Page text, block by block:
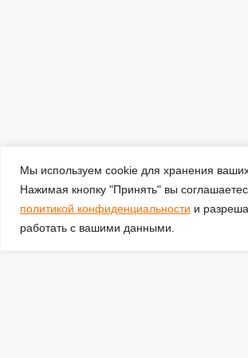
Мы используем cookie для хранения
Нажимая кнопку "Принять" вы
политикой конфиденциальности и
работать с вашими данными.